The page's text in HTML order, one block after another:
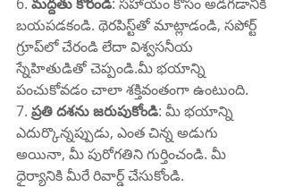
బయపడకండి. థెరపిస్ట్‌తో మాట్లాడండి, సపోర్ట్
గ్రూప్‌లో చేరండి లేదా విశ్వసనీయ
స్నేహితుడితో చెప్పండి.మీ భయాన్ని
పంచుకోవడం చాలా శక్తివంతంగా ఉంటుంది.
7. ప్రతి దశను జరుపుకోండి: మీ భయాన్ని
ఎదుర్కొన్నప్పుడు, ఎంత చిన్న అడుగు
అయినా, మీ పురోగతిని గుర్తించండి. మీ
ధైర్యానికి మీరే రివార్డ్ చేసుకోండి.